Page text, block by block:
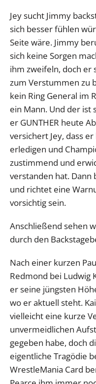
Jey sucht Jimmy
sich besser fühlen
Seite wäre. Jimmy
sich keine Sorgen
ihm zweifeln, doch er
zum Verstummen zu
kein Ring General im
ein Mann. Und der ist
er GUNTHER heute
versichert Jey, dass
erledigen und
zustimmend und
verstanden hat. Dann
und richtet eine
vorsichtig sein.
Anschließend sehen
durch den
Nach einer kurzen
Redmond bei Ludwig
er seine jüngsten
wo er aktuell steht.
vielleicht eine kurze
unvermeidlichen
gegeben habe, doch
eigentliche Tragödie
WrestleMania Card